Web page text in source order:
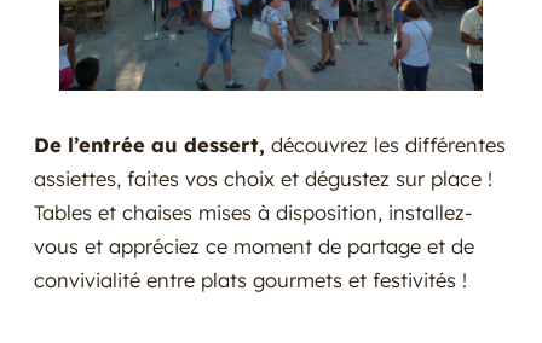
De l’entrée au dessert, découvrez les différentes
assiettes, faites vos choix et dégustez sur place !
Tables et chaises mises à disposition, installez-
vous et appréciez ce moment de partage et de
convivialité entre plats gourmets et festivités !